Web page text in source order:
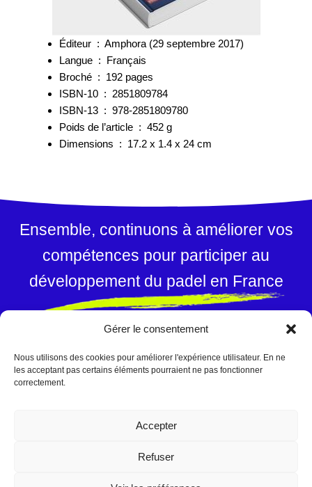
Gérer le consentement
Nous utilisons des cookies pour améliorer l'expérience utilisateur. En ne
les acceptant pas certains éléments pourraient ne pas fonctionner
correctement.
Accepter
Refuser
Éditeur ‏ : ‎ Amphora (29 septembre 2017)
Langue ‏ : ‎ Français
Broché ‏ : ‎ 192 pages
ISBN-10 ‏ : ‎ 2851809784
ISBN-13 ‏ : ‎ 978-2851809780
Poids de l’article ‏ : ‎ 452 g
Dimensions ‏ : ‎ 17.2 x 1.4 x 24 cm
Ensemble, continuons à améliorer vos
compétences pour participer au
développement du padel en France
Des contenus et un professionnel
reconnus par les experts nationaux et
internationaux de padel
Conditions générales de vente